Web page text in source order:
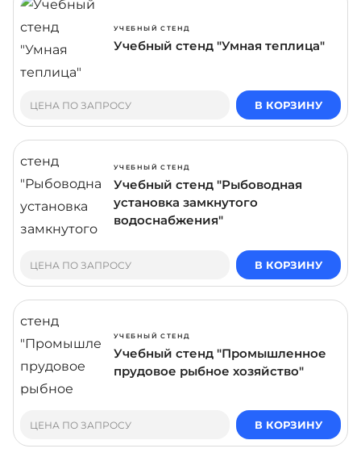
УЧЕБНЫЙ СТЕНД
Учебный стенд "Умная теплица"
ЦЕНА ПО ЗАПРОСУ В КОРЗИНУ
УЧЕБНЫЙ СТЕНД
Учебный стенд "Рыбоводная
установка замкнутого
водоснабжения"
ЦЕНА ПО ЗАПРОСУ В КОРЗИНУ
УЧЕБНЫЙ СТЕНД
Учебный стенд "Промышленное
прудовое рыбное хозяйство"
ЦЕНА ПО ЗАПРОСУ В КОРЗИНУ